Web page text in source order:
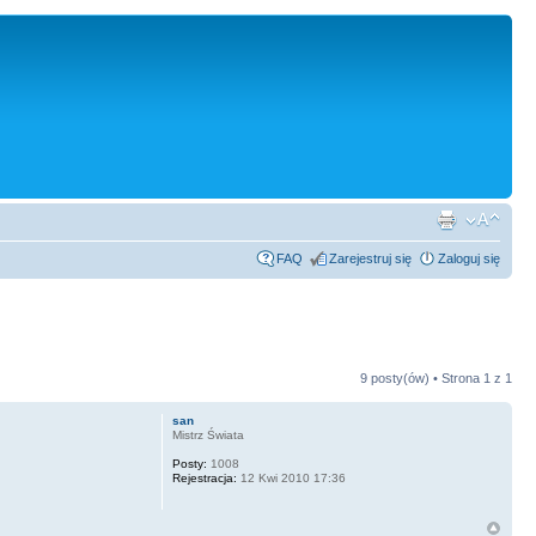
FAQ Zarejestruj się Zaloguj się
9 posty(ów) • Strona 1 z 1
san
Mistrz Świata
Posty: 1008
Rejestracja: 12 Kwi 2010 17:36